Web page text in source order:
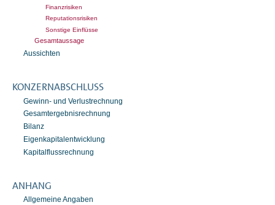
Finanzrisiken
Reputationsrisiken
Sonstige Einflüsse
Gesamtaussage
Aussichten
KONZERNABSCHLUSS
Gewinn- und Verlustrechnung
Gesamtergebnisrechnung
Bilanz
Eigenkapitalentwicklung
Kapitalflussrechnung
ANHANG
Allgemeine Angaben